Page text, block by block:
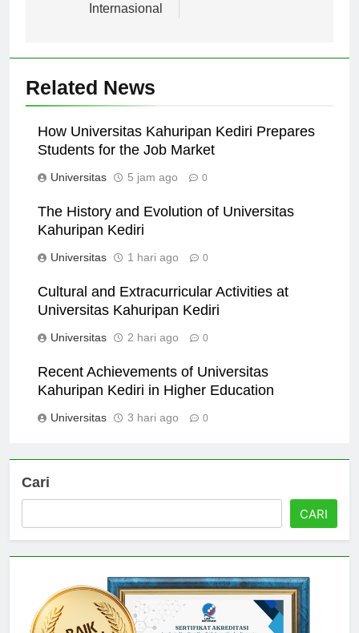
Internasional
Related News
How Universitas Kahuripan Kediri Prepares
Students for the Job Market
Universitas 5 jam ago 0
The History and Evolution of Universitas
Kahuripan Kediri
Universitas 1 hari ago 0
Cultural and Extracurricular Activities at
Universitas Kahuripan Kediri
Universitas 2 hari ago 0
Recent Achievements of Universitas
Kahuripan Kediri in Higher Education
Universitas 3 hari ago 0
Cari
CARI